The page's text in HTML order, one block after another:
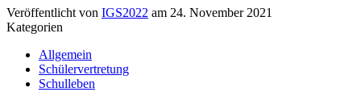
Veröffentlicht von IGS2022 am 24. November 2021
Kategorien
Allgemein
Schülervertretung
Schulleben